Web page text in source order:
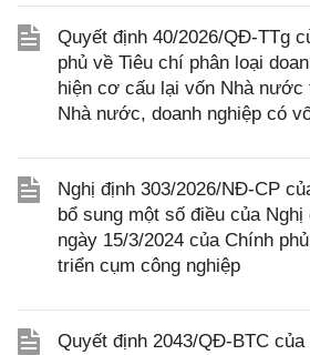
Quyết định 40/2026/QĐ-TTg
phủ về Tiêu chí phân loại
hiện cơ cấu lại vốn Nhà nước
Nhà nước, doanh nghiệp có
Nghị định 303/2026/NĐ-CP
bổ sung một số điều của
ngày 15/3/2024 của Chính
triển cụm công nghiệp
Quyết định 2043/QĐ-BTC